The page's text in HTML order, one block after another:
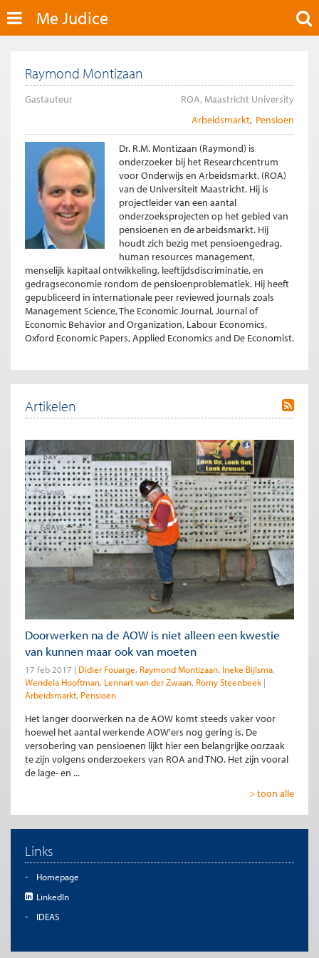
Me Judice
Raymond Montizaan
Gastauteur
ROA, Maastricht University
Arbeidsmarkt Pensioen
Dr. R.M. Montizaan (Raymond) is
onderzoeker bij het Researchcentrum
voor Onderwijs en Arbeidsmarkt. (ROA)
van de Universiteit Maastricht. Hij is
projectleider van een aantal
onderzoeksprojecten op het gebied van
pensioenen en de arbeidsmarkt. Hij
houdt zich bezig met pensioengedrag,
human resources management,
menselijk kapitaal ontwikkeling, leeftijdsdiscriminatie, en
gedragseconomie rondom de pensioenproblematiek. Hij heeft
gepubliceerd in internationale peer reviewed journals zoals
Management Science, The Economic Journal, Journal of
Economic Behavior and Organization, Labour Economics,
Oxford Economic Papers, Applied Economics and De Economist.
Artikelen
Doorwerken na de AOW is niet alleen een kwestie
van kunnen maar ook van moeten
17 feb 2017 Didier Fouarge Raymond Montizaan Ineke Bijlsma
Wendela Hooftman Lennart van der Zwaan Romy Steenbeek
Arbeidsmarkt Pensioen
Het langer doorwerken na de AOW komt steeds vaker voor
hoewel het aantal werkende AOW'ers nog gering is. De
versobering van pensioenen lijkt hier een belangrijke oorzaak
te zijn volgens onderzoekers van ROA and TNO. Het zijn vooral
de lage- en ...
> toon alle
Links
Homepage
LinkedIn
IDEAS